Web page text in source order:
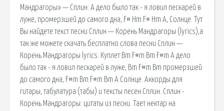
Мандрагоры» — Сплин: А дело было так - я ловил пескарей в
луже, промерзшей до самого дна, F# Hm F# Hm A, Солнце. Тут
Вы найдете текст песни Сплин — Корень Мандрагоры (lyrics),а
так же можете скачать бесплатно слова песни Сплин —
Корень Мандрагоры lyrics. Куплет Bm F#m Bm F#m А дело
было так - я ловил пескарей в луже, Bm F#m Bm промерзшей
до самого дна, F#m Bm F#m Bm A Солнце. Аккорды для
гитары, табулатура (табы) и тексты песен Сплин. Сплин -
Корень Мандрагоры: цитаты из песни. Тает нектар на